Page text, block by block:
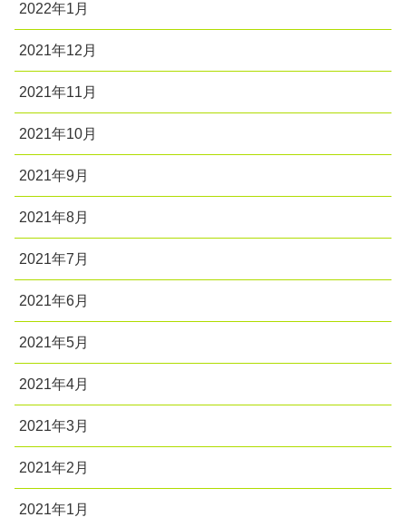
2022年1月
2021年12月
2021年11月
2021年10月
2021年9月
2021年8月
2021年7月
2021年6月
2021年5月
2021年4月
2021年3月
2021年2月
2021年1月